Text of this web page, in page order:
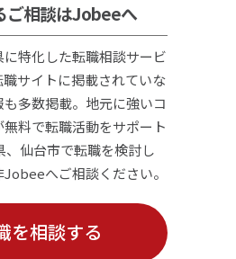
ご相談はJobeeへ
特化した転職相談サービ
職サイトに掲載されていな
多数掲載。地元に強いコ
料で転職活動をサポート
、仙台市で転職を検討し
へご相談ください。
を相談する